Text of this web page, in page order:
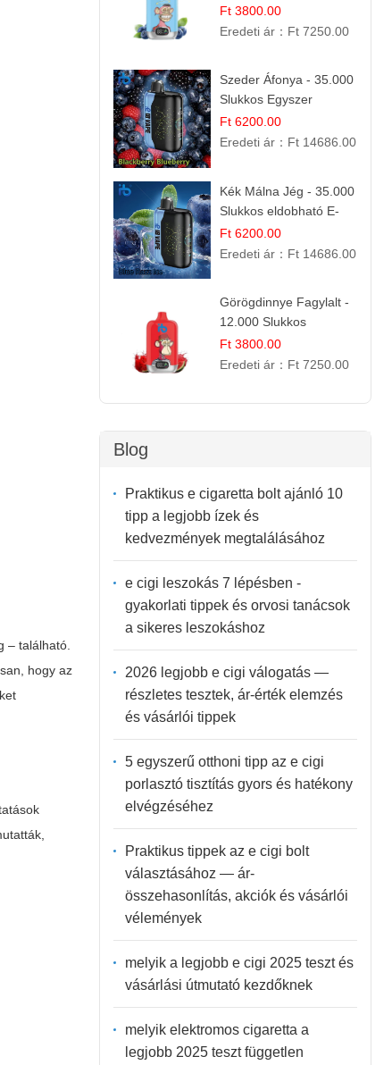
– található.
hogy az
| Frissítő Bogyós Íz
Ft 3800.00
Eredeti ár： Ft 7250.00
Szeder Áfonya - 35.000
Slukkos Egyszer
Használatos E-cigaretta
| Prémium Ízélmény
Ft 6200.00
Eredeti ár： Ft 14686.00
Kék Málna Jég - 35.000
Slukkos eldobható E-
cigaretta | Frissítő
Ízélmény
Ft 6200.00
Eredeti ár： Ft 14686.00
Görögdinnye Fagylalt -
12.000 Slukkos
eldobható e-Cigaretta
Ft 3800.00
Eredeti ár： Ft 7250.00
Blog
Praktikus e cigaretta bolt ajánló 10
tipp a legjobb ízek és
kedvezmények megtalálásához
e cigi leszokás 7 lépésben -
gyakorlati tippek és orvosi tanácsok
a sikeres leszokáshoz
2026 legjobb e cigi válogatás —
részletes tesztek, ár-érték elemzés
és vásárlói tippek
5 egyszerű otthoni tipp az e cigi
porlasztó tisztítás gyors és hatékony
elvégzéséhez
Praktikus tippek az e cigi bolt
választásához — ár-
összehasonlítás, akciók és vásárlói
vélemények
melyik a legjobb e cigi 2025 teszt és
vásárlási útmutató kezdőknek
melyik elektromos cigaretta a
legjobb 2025 teszt független